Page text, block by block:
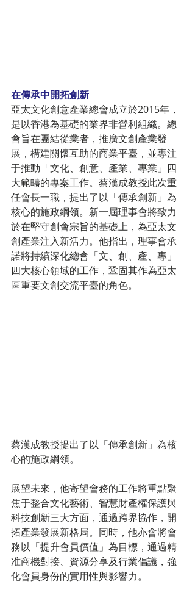
在傳承中開拓創新
亞太文化創意產業總會成立於2015年，
是以香港為基礎的業界非營利組織。總
會旨在團結從業者，推廣文創產業發
展，構建關懷互助的商業平臺，並專注
于推動「文化、創意、產業、專業」四
大範疇的專案工作。蔡漢成教授此次重
任會長一職，提出了以「傳承創新」為
核心的施政綱領。新一屆理事會將致力
於在堅守創會宗旨的基礎上，為亞太文
創產業注入新活力。他指出，理事會承
諾將持續深化總會「文、創、產、專」
四大核心領域的工作，鞏固其作為亞太
區重要文創交流平臺的角色。
蔡漢成教授提出了以「傳承創新」為核
心的施政綱領。
展望未來，他寄望會務的工作將重點聚
焦于整合文化藝術、智慧財產權保護與
科技創新三大方面，通過跨界協作，開
拓產業發展新格局。同時，他亦會將會
務以「提升會員價值」為目標，通過精
准商機對接、資源分享及行業倡議，強
化會員身份的實用性與影響力。